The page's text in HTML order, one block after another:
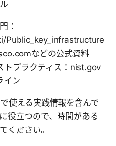
：
Public_key_infrastructure
などの公式資料
トプラクティス：nist.gov
イン
使える実践情報を含んで
役立つので、時間がある
ください。